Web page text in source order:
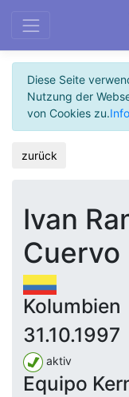
Diese Seite
Nutzung der
von Cookies zu.Info
zurück
Ivan
Cuervo
Kolumbien
31.10.1997
aktiv
Equipo